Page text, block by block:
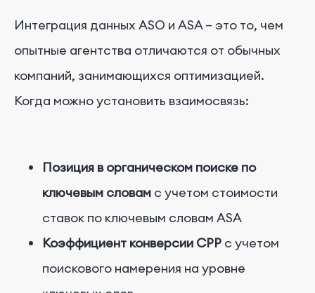
Интеграция данных ASO и ASA – это то, чем
опытные агентства отличаются от обычных
компаний, занимающихся оптимизацией.
Когда можно установить взаимосвязь:
Позиция в органическом поиске по
ключевым словам с учетом стоимости
ставок по ключевым словам ASA
Коэффициент конверсии CPP с учетом
поискового намерения на уровне